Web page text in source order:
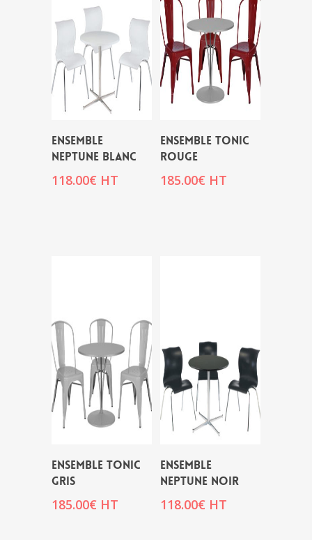
ENSEMBLE
NEPTUNE BLANC
118.00€ HT
ENSEMBLE TONIC
ROUGE
185.00€ HT
ENSEMBLE TONIC
GRIS
185.00€ HT
ENSEMBLE
NEPTUNE NOIR
118.00€ HT